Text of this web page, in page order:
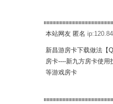
本站网友 匿名
新昌游房卡下载做法
房卡----新九方房卡使
等游戏房卡